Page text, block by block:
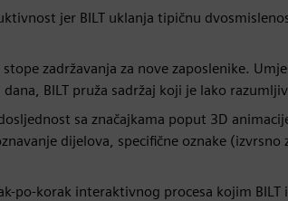
jer BILT uklanja tipičnu
zadržavanja za nove zaposlenike.
BILT pruža sadržaj koji je lako
sa značajkama poput 3D
dijelova, specifične oznake
po-korak interaktivnog procesa kojim